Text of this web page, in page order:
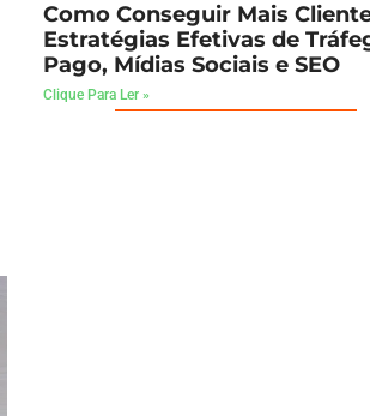
Como Conseguir Mais
Estratégias Efetivas de
Pago, Mídias Sociais e SEO
Clique Para Ler »